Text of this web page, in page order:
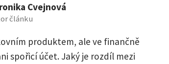
Cvejnová
článku
produktem, ale ve finančně
spořicí účet. Jaký je rozdíl mezi